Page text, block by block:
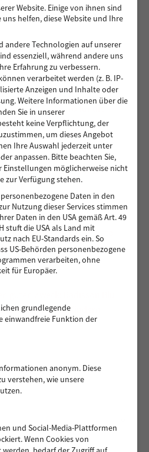
und Shvan
die viel zu früh
– 14.000 Euro für die
Pestalozzi
für die Kita
Zukunft: Ein neues Auto
guten Zweck: Radisson Blu
Hörer helfen Kindern
Website. Einige von ihnen sind
helfen, diese Website und Ihre
andere Technologien auf unserer
essenziell, während andere uns
Erfahrung zu verbessern.
verarbeitet werden (z. B. IP-
Anzeigen und Inhalte oder
Weitere Informationen über die
Sie in unserer
keine Verpflichtung, der
um dieses Angebot
Ihre Auswahl jederzeit unter
anpassen. Bitte beachten Sie,
möglicherweise nicht
zur Verfügung stehen.
Daten in den
Nutzung dieser Services stimmen
Daten in den USA gemäß Art. 49
stuft die USA als Land mit
nach EU-Standards ein. So
US-Behörden personenbezogene
verarbeiten, ohne
für Europäer.
grundlegende
einwandfreie Funktion der
anonym. Diese
verstehen, wie unsere
und Social-Media-Plattformen
Wenn Cookies von